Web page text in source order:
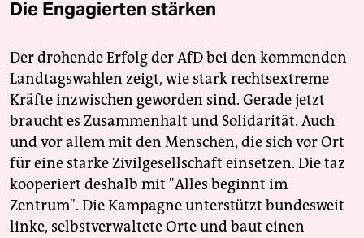
shop
fragen & hilfe
unterstützen
abo
genossenschaft
epaper login
Die Engagierten stärken
Der drohende Erfolg der AfD bei den kommenden
Landtagswahlen zeigt, wie stark rechtsextreme
Kräfte inzwischen geworden sind. Gerade jetzt
braucht es Zusammenhalt und Solidarität. Auch
und vor allem mit den Menschen, die sich vor Ort
für eine starke Zivilgesellschaft einsetzen. Die taz
kooperiert deshalb mit "Alles beginnt im
Zentrum". Die Kampagne unterstützt bundesweit
linke, selbstverwaltete Orte und baut einen